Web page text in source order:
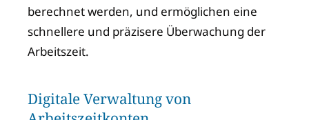
berechnet werden, und ermöglichen eine
schnellere und präzisere Überwachung der
Arbeitszeit.
Digitale Verwaltung von